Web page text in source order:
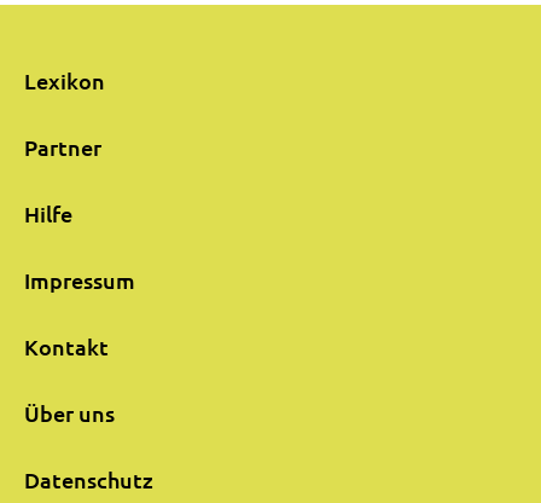
Lexikon
Partner
Hilfe
Impressum
Kontakt
Über uns
Datenschutz